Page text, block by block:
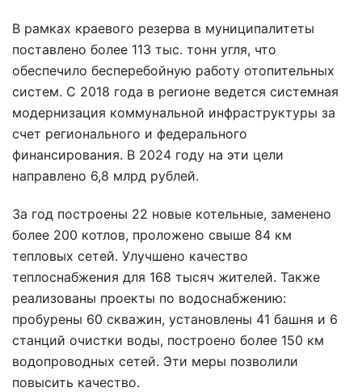
В рамках краевого резерва в муниципалитеты
поставлено более 113 тыс. тонн угля, что
обеспечило бесперебойную работу отопительных
систем. С 2018 года в регионе ведется системная
модернизация коммунальной инфраструктуры за
счет регионального и федерального
финансирования. В 2024 году на эти цели
направлено 6,8 млрд рублей.
За год построены 22 новые котельные, заменено
более 200 котлов, проложено свыше 84 км
тепловых сетей. Улучшено качество
теплоснабжения для 168 тысяч жителей. Также
реализованы проекты по водоснабжению:
пробурены 60 скважин, установлены 41 башня и 6
станций очистки воды, построено более 150 км
водопроводных сетей. Эти меры позволили
повысить качество.